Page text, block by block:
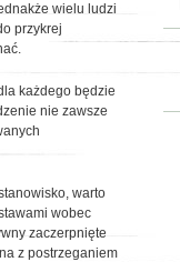
wielu ludzi
przykrej
każdego będzie
nie zawsze
warto
wobec
zaczerpnięte
z postrzeganiem